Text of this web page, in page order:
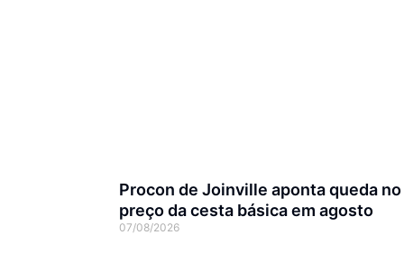
Procon de Joinville aponta queda no
preço da cesta básica em agosto
07/08/2026